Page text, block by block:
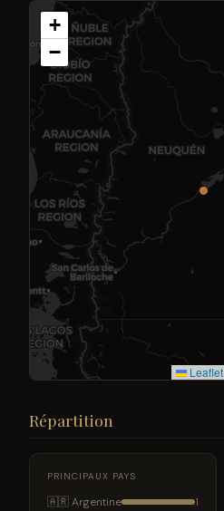
+
−
Leaflet
Répartition
PRINCIPAUX PAYS
🇦🇷 Argentine 1